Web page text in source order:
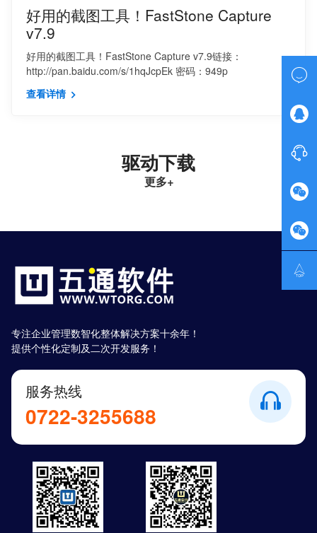
好用的截图工具！FastStone Capture
v7.9
好用的截图工具！FastStone Capture v7.9链接：
http://pan.baidu.com/s/1hqJcpEk 密码：949p
查看详情
驱动下载
更多+
专注企业管理数智化整体解决方案十余年！
提供个性化定制及二次开发服务！
服务热线
0722-3255688





